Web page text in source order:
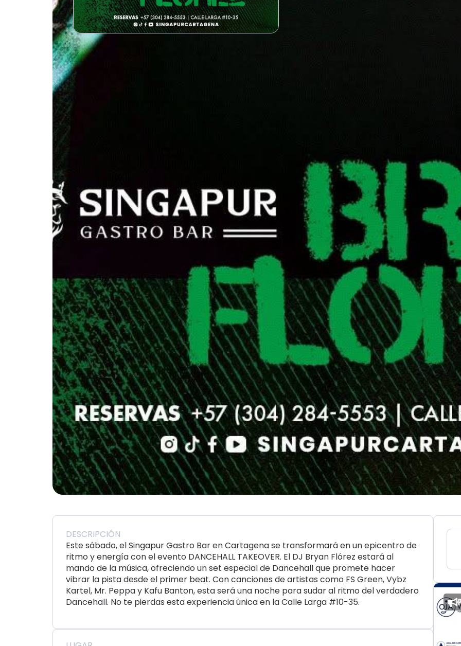
DESCRIPCIÓN
Este sábado, el Singapur Gastro Bar en Cartagena se transformará en un epicentro de
ritmo y energía con el evento DANCEHALL TAKEOVER. El DJ Bryan Flórez estará al
mando de la música, ofreciendo un set especial de Dancehall que promete hacer
vibrar la pista desde el primer beat. Con canciones de artistas como FS Green, Vybz
Kartel, Mr. Peppa y Kafu Banton, esta será una noche para sudar al ritmo del verdadero
Dancehall. No te pierdas esta experiencia única en la Calle Larga #10-35.